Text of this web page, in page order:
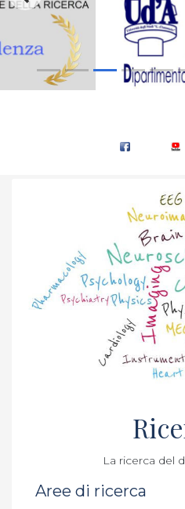
La ricerca del
Aree di ricerca